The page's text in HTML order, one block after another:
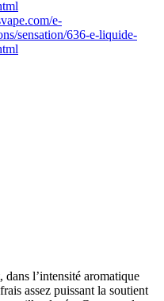
e-
sensation/636-e-liquide-
l’intensité aromatique
assez puissant la soutient